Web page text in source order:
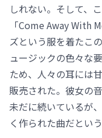
しれない。そして、
「Come Away With
ズという服を着たこ
ュージックの色々な
ため、人々の耳には
販売された。彼女の
未だに続いているが
く作られた曲だとい